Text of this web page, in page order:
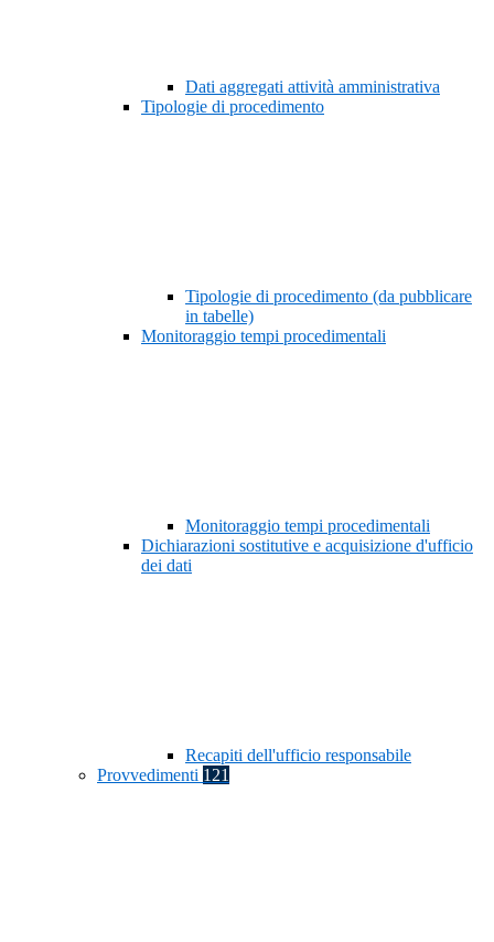
Dati aggregati attività amministrativa
Tipologie di procedimento
Tipologie di procedimento (da pubblicare
in tabelle)
Monitoraggio tempi procedimentali
Monitoraggio tempi procedimentali
Dichiarazioni sostitutive e acquisizione d'ufficio
dei dati
Recapiti dell'ufficio responsabile
Provvedimenti 121